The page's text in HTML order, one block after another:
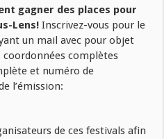
gagner des places pour
Lens! Inscrivez-vous pour le
un mail avec pour objet
coordonnées complètes
et numéro de
l’émission:
de ces festivals afin